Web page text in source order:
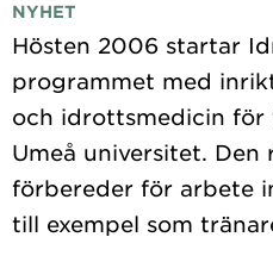
NYHET
Hösten 2006 startar
programmet med
och idrottsmedicin för
Umeå universitet.
förbereder för arbete